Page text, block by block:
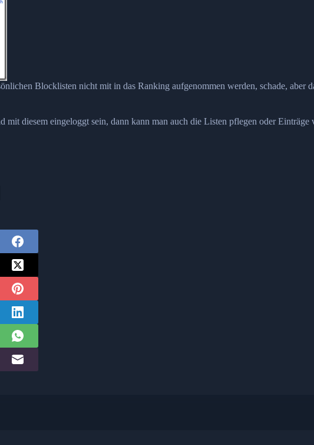
Blocklisten nicht mit in das Ranking aufgenommen werden, schade, aber
diesem eingeloggt sein, dann kann man auch die Listen pflegen oder Einträge